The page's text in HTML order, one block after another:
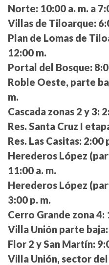
Norte: 10:00 a. m. a
Villas de Tiloarque:
Plan de Lomas de
12:00 m.
Portal del Bosque:
Roble Oeste, parte
m.
Cascada zonas 2 y 3:
Res. Santa Cruz I
Res. Las Casitas: 2:00
Herederos López
11:00 a. m.
Herederos López
3:00 p. m.
Cerro Grande zona 4:
Villa Unión parte baja:
Flor 2 y San Martín:
Villa Unión, sector